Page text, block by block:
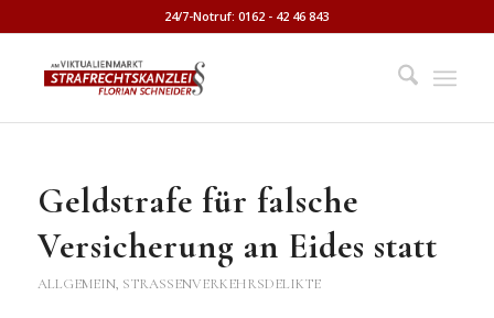
24/7-Notruf: 0162 - 42 46 843
Geldstrafe für falsche
Versicherung an Eides statt
ALLGEMEIN, STRASSENVERKEHRSDELIKTE